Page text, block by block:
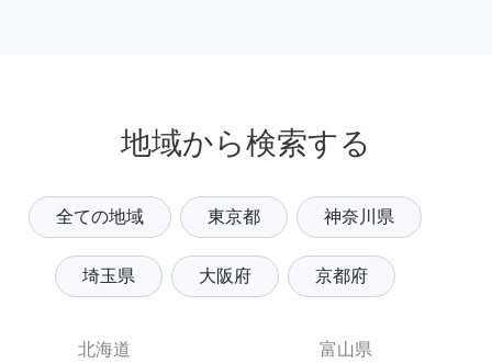
地域から検索する
全ての地域 東京都 神奈川県
埼玉県 大阪府 京都府
北海道
富山県